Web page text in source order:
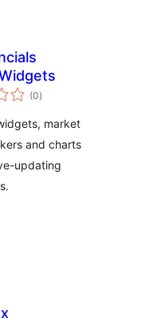
(0értékelés
összesen
)
market
and charts
updating